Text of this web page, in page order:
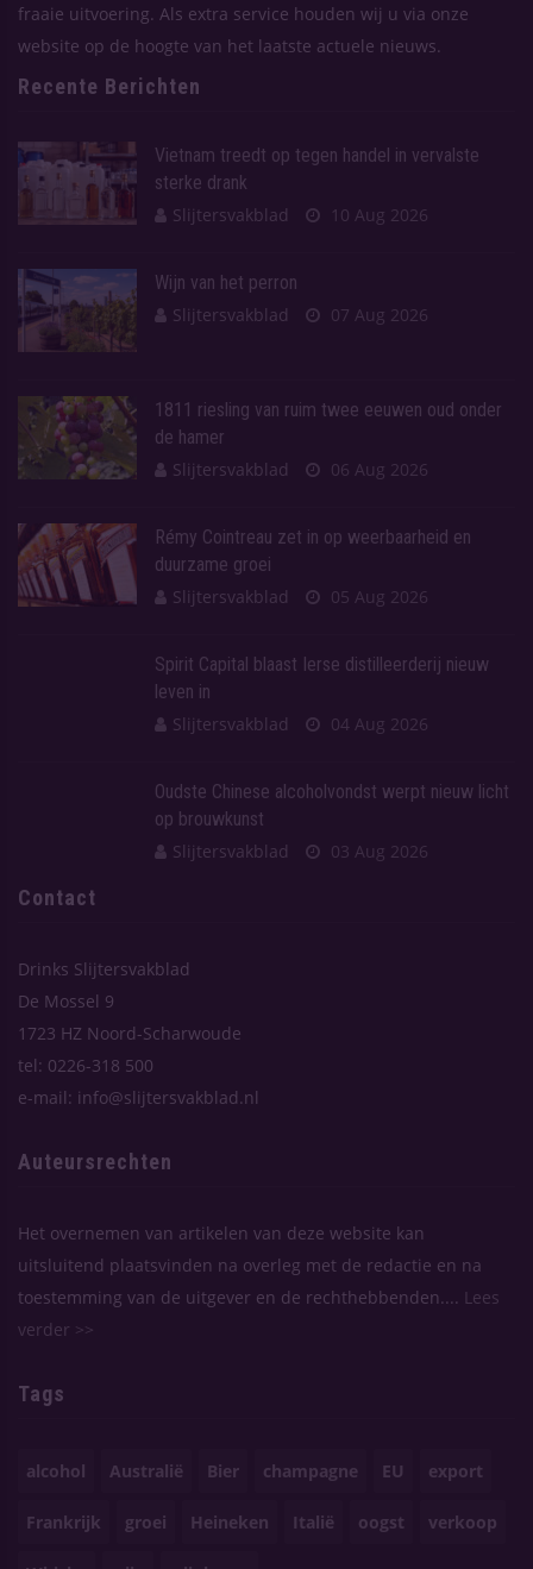
fraaie uitvoering. Als extra service houden wij u via onze
website op de hoogte van het laatste actuele nieuws.
Recente Berichten
Vietnam treedt op tegen handel in vervalste
sterke drank
Slijtersvakblad
10 Aug 2026
Wijn van het perron
Slijtersvakblad
07 Aug 2026
1811 riesling van ruim twee eeuwen oud onder
de hamer
Slijtersvakblad
06 Aug 2026
Rémy Cointreau zet in op weerbaarheid en
duurzame groei
Slijtersvakblad
05 Aug 2026
Spirit Capital blaast Ierse distilleerderij nieuw
leven in
Slijtersvakblad
04 Aug 2026
Oudste Chinese alcoholvondst werpt nieuw licht
op brouwkunst
Slijtersvakblad
03 Aug 2026
Contact
Drinks Slijtersvakblad
De Mossel 9
1723 HZ Noord-Scharwoude
tel: 0226-318 500
e-mail: info@slijtersvakblad.nl
Auteursrechten
Het overnemen van artikelen van deze website kan
uitsluitend plaatsvinden na overleg met de redactie en na
toestemming van de uitgever en de rechthebbenden....
Lees
verder >>
Tags
alcohol Australië Bier champagne EU export
Frankrijk groei Heineken Italië oogst verkoop